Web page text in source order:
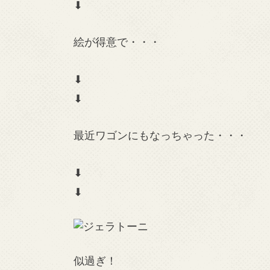
⬇︎
絵が得意で・・・
⬇︎
⬇︎
最近ワゴンにもなっちゃった・・・
⬇︎
⬇︎
似過ぎ！